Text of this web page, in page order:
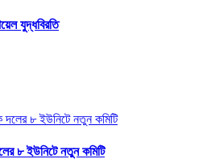
যুদ্ধবিরতি
৮ ইউনিটে নতুন কমিটি